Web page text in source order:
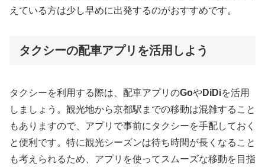
えている方は少し早めに出発するのがおすすめです。
タクシーの配車アプリを活用しよう
タクシーを利用する際は、配車アプリのGoやDiDiを活用
しましょう。観光地から京都駅までの移動は混雑すること
もありますので、アプリで事前にタクシーを手配しておく
と便利です。特に観光シーズンは待ち時間が長くなること
も考えられるため、アプリを使ってスムーズな移動を目指